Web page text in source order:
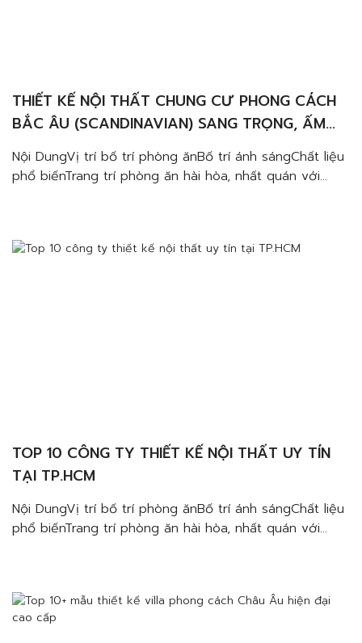
THIẾT KẾ NỘI THẤT CHUNG CƯ PHONG CÁCH
BẮC ÂU (SCANDINAVIAN) SANG TRỌNG, ẤM
CÚNG VÀ TINH TẾ
Nội DungVị trí bố trí phòng ănBố trí ánh sángChất liệu
phổ biếnTrang trí phòng ăn hài hòa, nhất quán với
hút từ […]
TOP 10 CÔNG TY THIẾT KẾ NỘI THẤT UY TÍN
TẠI TP.HCM
Nội DungVị trí bố trí phòng ănBố trí ánh sángChất liệu
phổ biếnTrang trí phòng ăn hài hòa, nhất quán với
ra chất […]